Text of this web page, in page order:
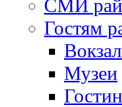
СМИ
Гостям
Музеи